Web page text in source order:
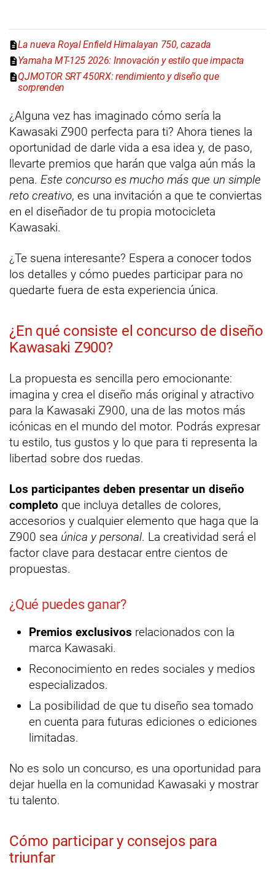
La nueva Royal Enfield Himalayan 750, cazada
Yamaha MT-125 2026: Innovación y estilo que impacta
QJMOTOR SRT 450RX: rendimiento y diseño que
sorprenden
¿Alguna vez has imaginado cómo sería la
Kawasaki Z900 perfecta para ti? Ahora tienes la
oportunidad de darle vida a esa idea y, de paso,
llevarte premios que harán que valga aún más la
pena. Este concurso es mucho más que un simple
reto creativo, es una invitación a que te conviertas
en el diseñador de tu propia motocicleta
Kawasaki.
¿Te suena interesante? Espera a conocer todos
los detalles y cómo puedes participar para no
quedarte fuera de esta experiencia única.
¿En qué consiste el concurso de diseño
Kawasaki Z900?
La propuesta es sencilla pero emocionante:
imagina y crea el diseño más original y atractivo
para la Kawasaki Z900, una de las motos más
icónicas en el mundo del motor. Podrás expresar
tu estilo, tus gustos y lo que para ti representa la
libertad sobre dos ruedas.
Los participantes deben presentar un diseño
completo que incluya detalles de colores,
accesorios y cualquier elemento que haga que la
Z900 sea única y personal. La creatividad será el
factor clave para destacar entre cientos de
propuestas.
¿Qué puedes ganar?
Premios exclusivos relacionados con la
marca Kawasaki.
Reconocimiento en redes sociales y medios
especializados.
La posibilidad de que tu diseño sea tomado
en cuenta para futuras ediciones o ediciones
limitadas.
No es solo un concurso, es una oportunidad para
dejar huella en la comunidad Kawasaki y mostrar
tu talento.
Cómo participar y consejos para
triunfar